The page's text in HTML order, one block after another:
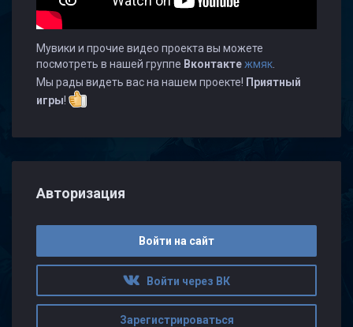
Мувики и прочие видео проекта вы можете
посмотреть в нашей группе Вконтактежмяк
Мы рады видеть вас на нашем проекте! Приятный
игры!
Авторизация
Войти на сайт
Войти через ВК
Зарегистрироваться